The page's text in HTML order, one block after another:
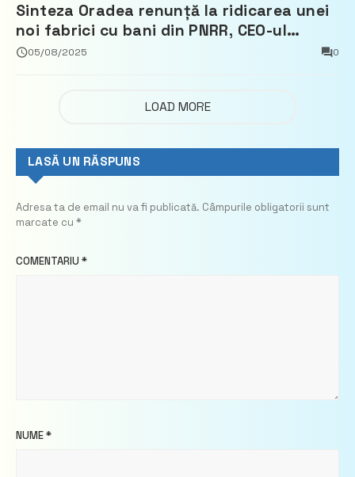
Sinteza Oradea renunță la ridicarea unei
noi fabrici cu bani din PNRR, CEO-ul
demisionează – Profit.ro
05/08/2025 0
LOAD MORE
LASĂ UN RĂSPUNS
Adresa ta de email nu va fi publicată. Câmpurile obligatorii sunt
marcate cu *
COMENTARIU *
NUME*